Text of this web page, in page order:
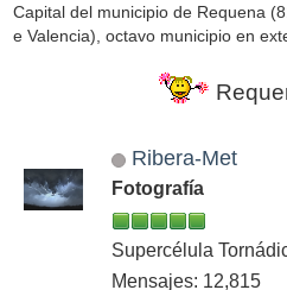
Capital del municipio de Requena
e Valencia), octavo municipio en
Requena-
Ribera-Met
Fotografía
Supercélula
Mensajes: 12,815